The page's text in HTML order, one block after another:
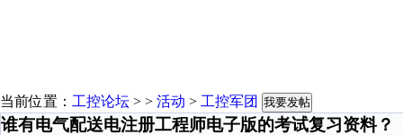
当前位置： 工控论坛 > > 活动 > 工控军团 我要发帖
谁有电气配送电注册工程师电子版的考试复习资料？